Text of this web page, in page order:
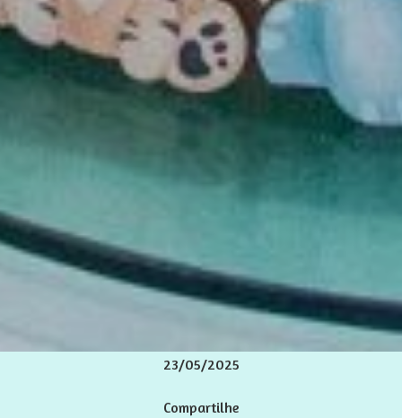
23/05/2025
Compartilhe